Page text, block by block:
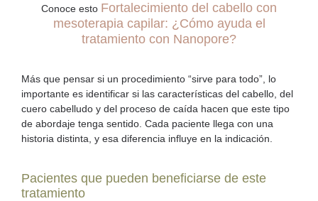
Conoce esto Fortalecimiento del cabello con
mesoterapia capilar: ¿Cómo ayuda el
tratamiento con Nanopore?
Más que pensar si un procedimiento “sirve para todo”, lo
importante es identificar si las características del cabello, del
cuero cabelludo y del proceso de caída hacen que este tipo
de abordaje tenga sentido. Cada paciente llega con una
historia distinta, y esa diferencia influye en la indicación.
Pacientes que pueden beneficiarse de este
tratamiento